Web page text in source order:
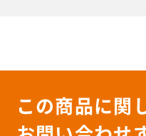
この商品に関